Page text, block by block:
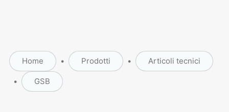
Home • Prodotti • Articoli tecnici
• GSB